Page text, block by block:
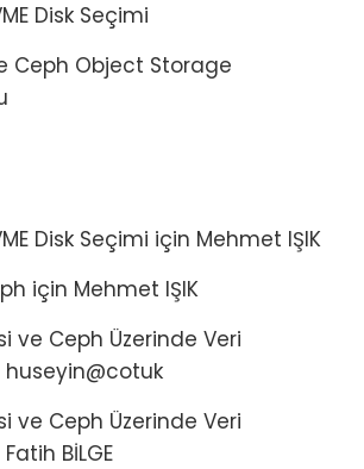
Disk Seçimi
Ceph Object Storage
Disk Seçimi için Mehmet IŞIK
için Mehmet IŞIK
ve Ceph Üzerinde Veri
huseyin@cotuk
ve Ceph Üzerinde Veri
Fatih BİLGE